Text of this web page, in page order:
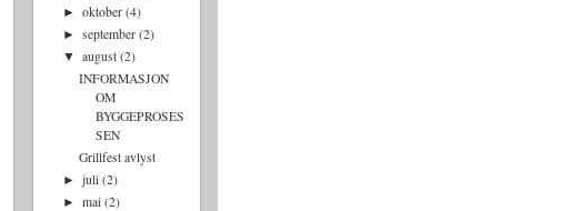
►oktober(4)
►september(2)
▼august(2)
INFORMASJON
OM
BYGGEPROSES
SEN
Grillfest avlyst
►juli(2)
►mai(2)